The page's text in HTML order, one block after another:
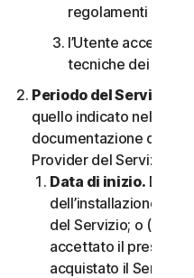
regolamenti
l’Utente accetta
tecniche dei
Periodo del Servizio.
quello indicato nella
documentazione di
Provider del Servizio.
Data di inizio. Dovrà
dell’installazione
del Servizio; o (b)
accettato il presente
acquistato il Servizio